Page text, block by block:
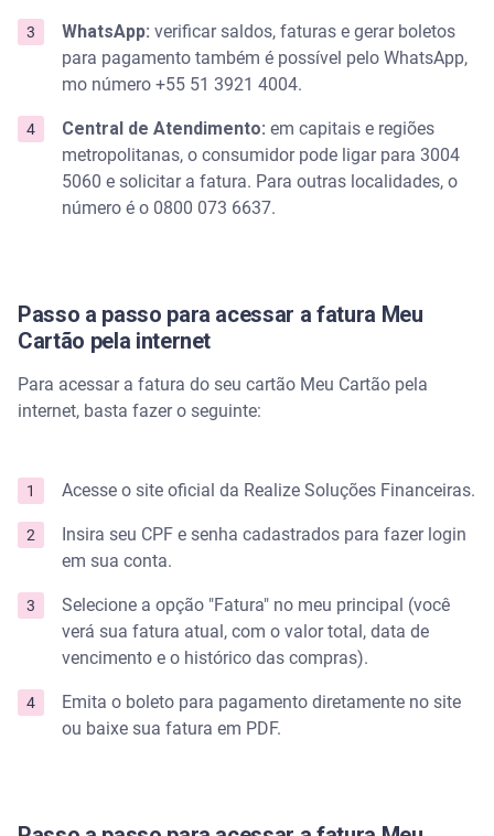
WhatsApp: verificar saldos, faturas e gerar boletos
para pagamento também é possível pelo WhatsApp,
mo número +55 51 3921 4004.
Central de Atendimento: em capitais e regiões
metropolitanas, o consumidor pode ligar para 3004
5060 e solicitar a fatura. Para outras localidades, o
número é o 0800 073 6637.
Passo a passo para acessar a fatura Meu
Cartão pela internet
Para acessar a fatura do seu cartão Meu Cartão pela
internet, basta fazer o seguinte:
Acesse o site oficial da Realize Soluções Financeiras.
Insira seu CPF e senha cadastrados para fazer login
em sua conta.
Selecione a opção "Fatura" no meu principal (você
verá sua fatura atual, com o valor total, data de
vencimento e o histórico das compras).
Emita o boleto para pagamento diretamente no site
ou baixe sua fatura em PDF.